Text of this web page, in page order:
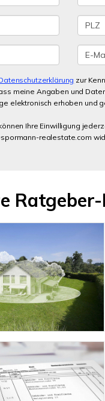
zur
meine Angaben und
elektronisch erhoben und
Ihre Einwilligung
realestate.com